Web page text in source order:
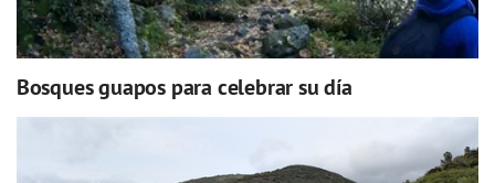
Bosques guapos para celebrar su día